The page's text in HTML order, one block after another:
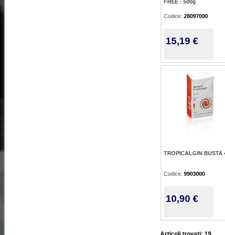
FREE - 500g
Codice: 28097000
15,19 €
TROPICALGIN BUSTA
Codice: 9903000
10,90 €